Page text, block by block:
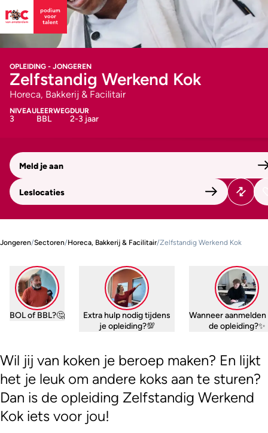
OPLEIDING - JONGEREN
Zelfstandig Werkend Kok
Horeca, Bakkerij & Facilitair
NIVEAU
3
LEERWEG
BBL
DUUR
2-3 jaar
Meld je aan
Leslocaties
Jongeren/Sectoren/Horeca, Bakkerij & Facilitair/Zelfstandig Werkend Kok
BOL of BBL?🤔
Extra hulp nodig tijdens
je opleiding?💯
Wanneer
de opleiding?✨
Wil jij van koken je beroep maken? En lijkt
het je leuk om andere koks aan te sturen?
Dan is de opleiding Zelfstandig Werkend
Kok iets voor jou!